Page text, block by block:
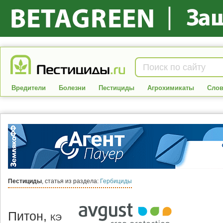
Вредители Болезни Пестициды Агрохимикаты
Пестициды, статья из раздела: Гербициды
Питон, КЭ